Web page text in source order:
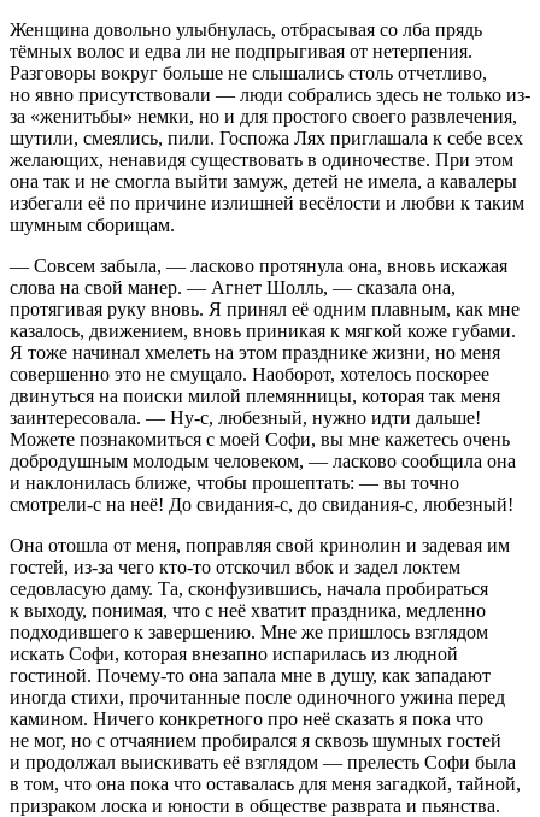
Женщина довольно улыбнулась, отбрасывая со лба прядь
тёмных волос и едва ли не подпрыгивая от нетерпения.
Разговоры вокруг больше не слышались столь отчетливо,
но явно присутствовали — люди собрались здесь не только из-
за «женитьбы» немки, но и для простого своего развлечения,
шутили, смеялись, пили. Госпожа Лях приглашала к себе всех
желающих, ненавидя существовать в одиночестве. При этом
она так и не смогла выйти замуж, детей не имела, а кавалеры
избегали её по причине излишней весёлости и любви к таким
шумным сборищам.
— Совсем забыла, — ласково протянула она, вновь искажая
слова на свой манер. — Агнет Шолль, — сказала она,
протягивая руку вновь. Я принял её одним плавным, как мне
казалось, движением, вновь приникая к мягкой коже губами.
Я тоже начинал хмелеть на этом празднике жизни, но меня
совершенно это не смущало. Наоборот, хотелось поскорее
двинуться на поиски милой племянницы, которая так меня
заинтересовала. — Ну-с, любезный, нужно идти дальше!
Можете познакомиться с моей Софи, вы мне кажетесь очень
добродушным молодым человеком, — ласково сообщила она
и наклонилась ближе, чтобы прошептать: — вы точно
смотрели-с на неё! До свидания-с, до свидания-с, любезный!
Она отошла от меня, поправляя свой кринолин и задевая им
гостей, из-за чего кто-то отскочил вбок и задел локтем
седовласую даму. Та, сконфузившись, начала пробираться
к выходу, понимая, что с неё хватит праздника, медленно
подходившего к завершению. Мне же пришлось взглядом
искать Софи, которая внезапно испарилась из людной
гостиной. Почему-то она запала мне в душу, как западают
иногда стихи, прочитанные после одиночного ужина перед
камином. Ничего конкретного про неё сказать я пока что
не мог, но с отчаянием пробирался я сквозь шумных гостей
и продолжал выискивать её взглядом — прелесть Софи была
в том, что она пока что оставалась для меня загадкой, тайной,
призраком лоска и юности в обществе разврата и пьянства.